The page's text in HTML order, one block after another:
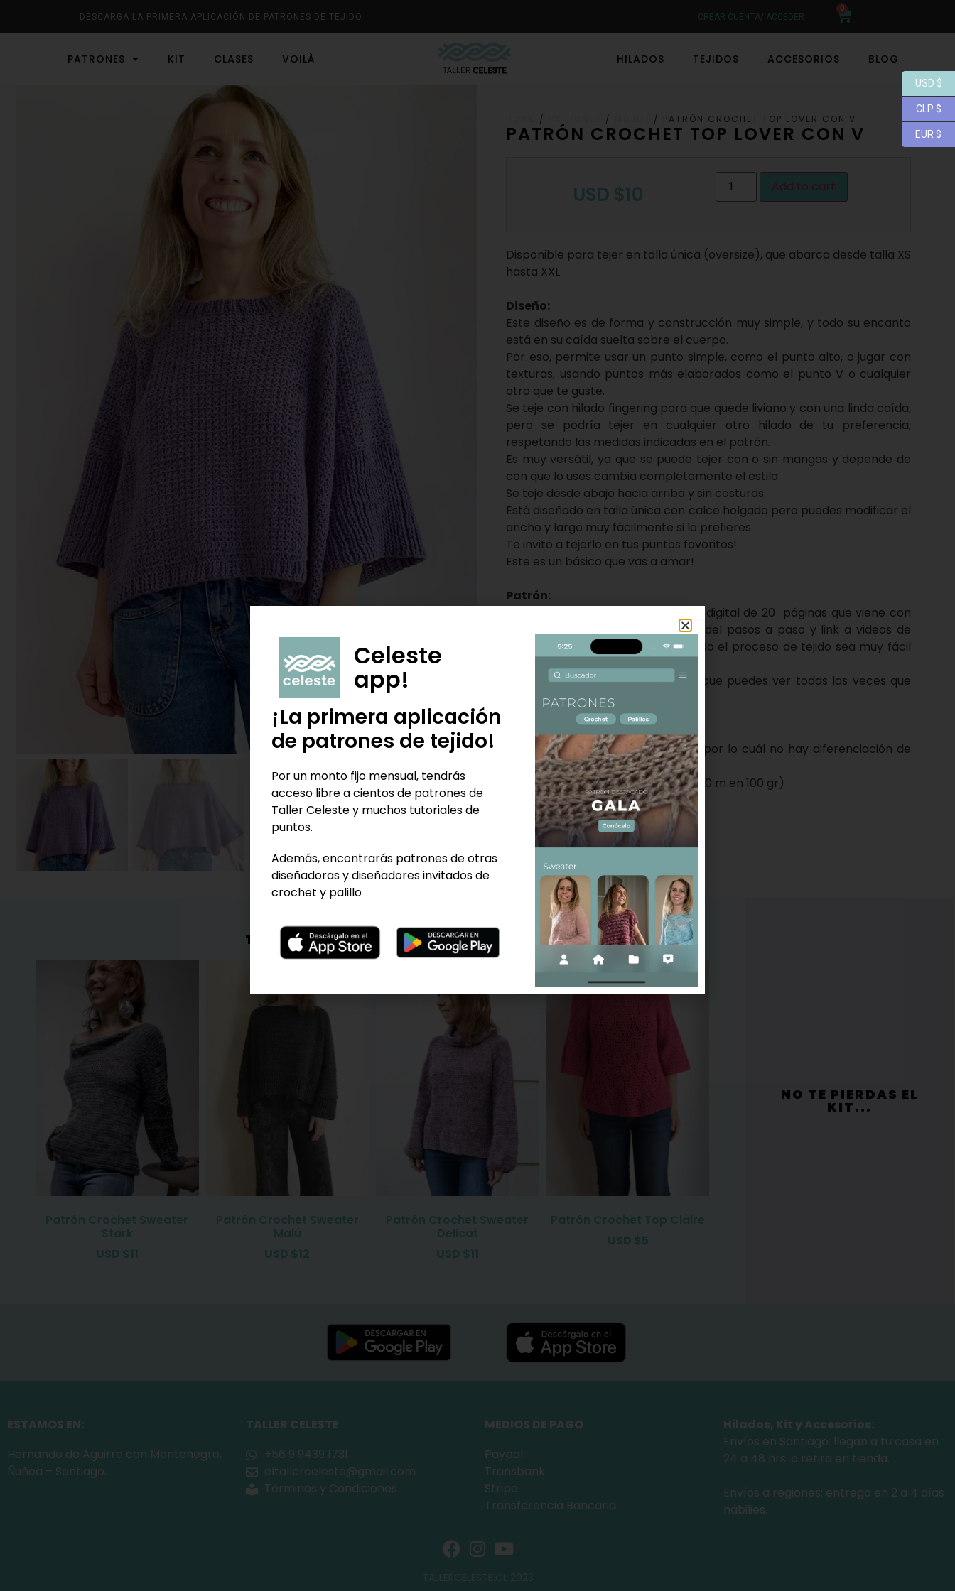
DESCARGA LA PRIMERA APLICACIÓN DE PATRONES DE TEJIDO CREAR CUENTA/ ACCEDER
0
PATRONES KIT CLASES VOILÀ HILADOS TEJIDOS ACCESORIOS BLOG
/ / / PATRÓN CROCHET TOP LOVER CON V
PATRÓN CROCHET TOP LOVER CON V
USD $10 Add to cart
Disponible para tejer en talla única (oversize), que abarca desde talla XS
hasta XXL
Diseño:
Este diseño es de forma y construcción muy simple, y todo su encanto
está en su caída suelta sobre el cuerpo.
Por eso, permite usar un punto simple, como el punto alto, o jugar con
texturas, usando puntos más elaborados como el punto V o cualquier
otro que te guste.
Se teje con hilado fingering para que quede liviano y con una linda caída,
pero se podría tejer en cualquier otro hilado de tu preferencia,
respetando las medidas indicadas en el patrón.
Es muy versátil, ya que se puede tejer con o sin mangas y depende de
con que lo uses cambia completamente el estilo.
Se teje desde abajo hacia arriba y sin costuras.
Está diseñado en talla única con calce holgado pero puedes modificar el
ancho y largo muy fácilmente si lo prefieres.
Te invito a tejerlo en tus puntos favoritos!
Este es un básico que vas a amar!
Patrón:
El patrón online es un PDF revista digital de 20 páginas que viene con
texto explicativo muy claro, fotos del pasos a paso y link a videos de
cada parte diferente, para que todo el proceso de tejido sea muy fácil
Es un patrón con clase grabada que puedes ver todas las veces que
necesites.
Que hilado usaremos?
Es un diseño oversized talla única, por lo cuál no hay diferenciación de
hilado por talla, usaremos:
400 gr de Lana Merino fingering (400 m en 100 gr)
Crochet nº 2,0 a 3,0 mm
Nivel de dificultad: Fácil
TAMBIÉN TE PUEDE INTERESAR...
Patrón Crochet Sweater
Stark
USD $11
Patrón Crochet Sweater
Malú
USD $12
Patrón Crochet Sweater
Delicat
USD $11
Patrón Crochet Top Claire
USD $5
NO TE PIERDAS EL
KIT...
ESTAMOS EN:
Hernando de Aguirre con Montenegro,
Ñuñoa – Santiago.
TALLER CELESTE
+56 9 9439 1731
eltallerceleste@gmail.com
Términos y Condiciones
MEDIOS DE PAGO
Paypal
Transbank
Stripe
Transferencia Bancaria
Hilados, Kit y Accesorios:
Envíos en Santiago: llegan a tu casa en
24 a 48 hrs. o retiro en tienda.
Envíos a regiones: entrega en 2 a 4 días
hábilies.
USD $
CLP $
EUR $
Celeste
app!
¡La primera aplicación
de patrones de tejido!
Por un monto fijo mensual, tendrás
acceso libre a cientos de patrones de
Taller Celeste y muchos tutoriales de
puntos.
Además, encontrarás patrones de otras
diseñadoras y diseñadores invitados de
crochet y palillo